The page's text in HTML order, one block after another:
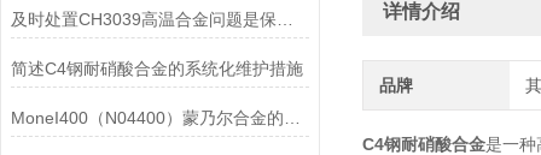
简述C4钢耐硝酸合金的系统化维护措施
详情介绍
品牌
C4钢耐硝酸合金是一种